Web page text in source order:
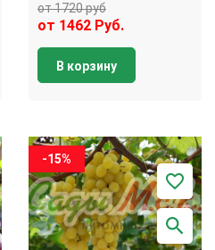
от 1720 руб
от 1462 Руб.
В корзину
-15%